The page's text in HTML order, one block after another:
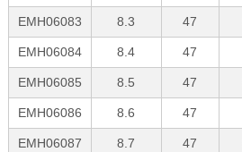
EMH06083 8.3 47
EMH06084 8.4 47
EMH06085 8.5 47
EMH06086 8.6 47
EMH06087 8.7 47